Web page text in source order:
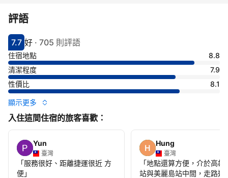
評語
分數7.7分
7.7
評比好好 · 705 則評語
住宿地點
8.8
清潔程度
7.9
性價比
8.1
顯示更多
入住這間住宿的旅客喜歡：
Yun
臺灣
「服務很好、距離捷運很近 方
便」
Hung
臺灣
「地點還算方便，介於高雄
站與美麗島站中間，走路逛